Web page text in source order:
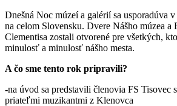
Dnešná Noc múzeí a galérií sa usporadúva
na celom Slovensku. Dvere Nášho múzea a
Clementisa zostali otvorené pre všetkých,
minulosť a minulosť nášho mesta.
A čo sme tento rok pripravili?
-na úvod sa predstavili členovia FS Tisovec
priateľmi muzikantmi z Klenovca